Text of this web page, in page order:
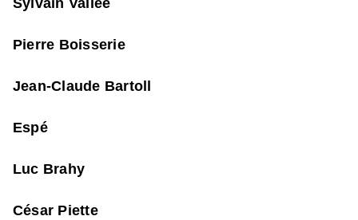
Sylvain Vallée
Pierre Boisserie
Jean-Claude Bartoll
Espé
Luc Brahy
César Piette